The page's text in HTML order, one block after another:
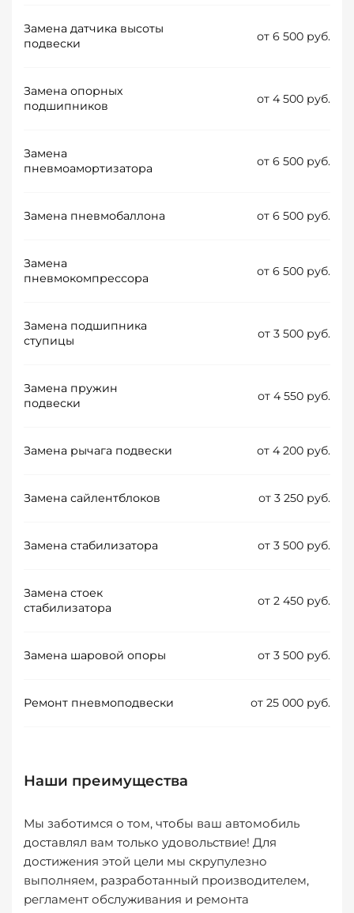
Замена датчика высоты
подвески
от 6 500 руб.
Замена опорных
подшипников
от 4 500 руб.
Замена
пневмоамортизатора
от 6 500 руб.
Замена пневмобаллона от 6 500 руб.
Замена
пневмокомпрессора
от 6 500 руб.
Замена подшипника
ступицы
от 3 500 руб.
Замена пружин
подвески
от 4 550 руб.
Замена рычага подвески от 4 200 руб.
Замена сайлентблоков от 3 250 руб.
Замена стабилизатора от 3 500 руб.
Замена стоек
стабилизатора
от 2 450 руб.
Замена шаровой опоры от 3 500 руб.
Ремонт пневмоподвески от 25 000 руб.
Наши преимущества
Мы заботимся о том, чтобы ваш автомобиль
доставлял вам только удовольствие! Для
достижения этой цели мы скрупулезно
выполняем, разработанный производителем,
регламент обслуживания и ремонта